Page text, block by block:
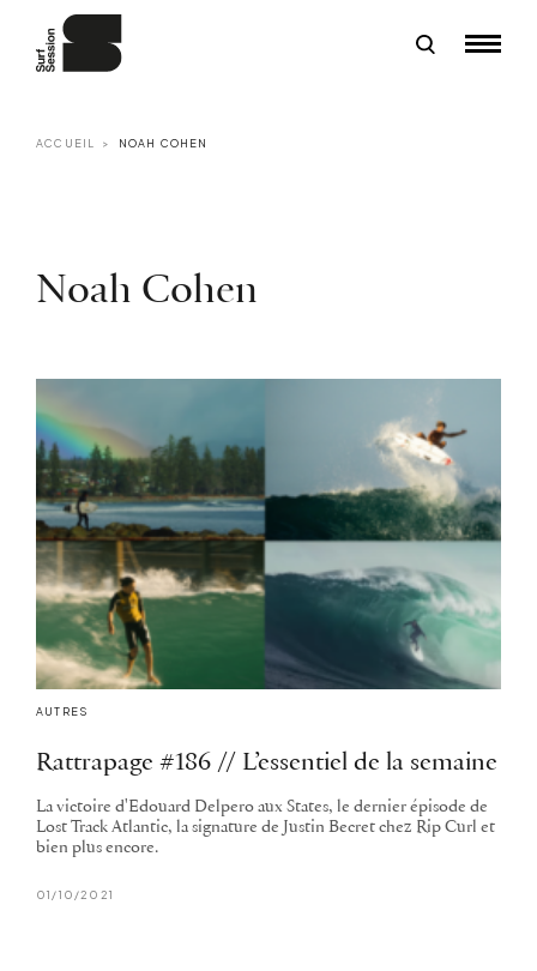
ACCUEIL NOAH COHEN
Noah Cohen
AUTRES
Rattrapage #186 // L’essentiel de la semaine
La victoire d'Edouard Delpero aux States, le dernier épisode de
Lost Track Atlantic, la signature de Justin Becret chez Rip Curl et
bien plus encore.
01/10/2021